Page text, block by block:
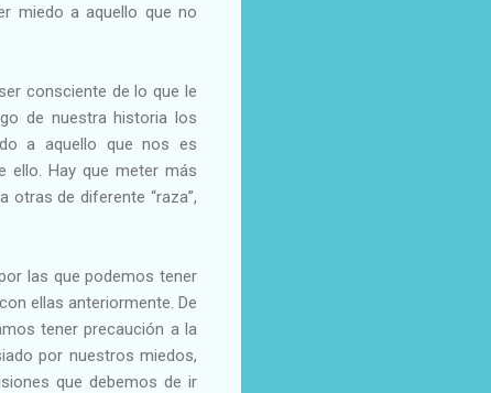
miedo a aquello que no
consciente de lo que le
de nuestra historia los
a aquello que nos es
ello. Hay que meter más
otras de diferente “raza”,
las que podemos tener
ellas anteriormente. De
tener precaución a la
por nuestros miedos,
que debemos de ir